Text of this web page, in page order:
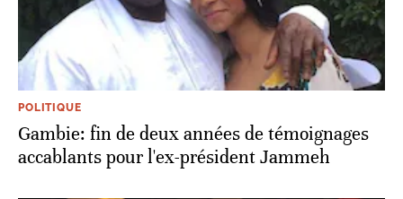
POLITIQUE
Gambie: fin de deux années de témoignages
accablants pour l'ex-président Jammeh